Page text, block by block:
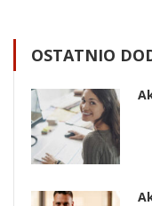
OSTATNIO